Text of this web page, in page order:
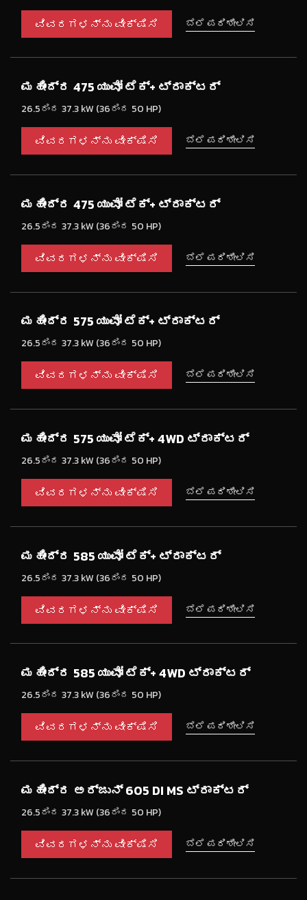
ವಿವರಗಳನ್ನು ವೀಕ್ಷಿಸಿ ಬೆಲೆ ಪರಿಶೀಲಿಸಿ
ಮಹೀಂದ್ರ 475 ಯುವೋ ಟೆಕ್+ ಟ್ರಾಕ್ಟರ್
26.5ರಿಂದ 37.3 kW (36ರಿಂದ 50 HP)
ವಿವರಗಳನ್ನು ವೀಕ್ಷಿಸಿ ಬೆಲೆ ಪರಿಶೀಲಿಸಿ
ಮಹೀಂದ್ರ 475 ಯುವೋ ಟೆಕ್+ ಟ್ರಾಕ್ಟರ್
26.5ರಿಂದ 37.3 kW (36ರಿಂದ 50 HP)
ವಿವರಗಳನ್ನು ವೀಕ್ಷಿಸಿ ಬೆಲೆ ಪರಿಶೀಲಿಸಿ
ಮಹೀಂದ್ರ 575 ಯುವೋ ಟೆಕ್+ ಟ್ರಾಕ್ಟರ್
26.5ರಿಂದ 37.3 kW (36ರಿಂದ 50 HP)
ವಿವರಗಳನ್ನು ವೀಕ್ಷಿಸಿ ಬೆಲೆ ಪರಿಶೀಲಿಸಿ
ಮಹೀಂದ್ರ 575 ಯುವೋ ಟೆಕ್+ 4WD ಟ್ರಾಕ್ಟರ್
26.5ರಿಂದ 37.3 kW (36ರಿಂದ 50 HP)
ವಿವರಗಳನ್ನು ವೀಕ್ಷಿಸಿ ಬೆಲೆ ಪರಿಶೀಲಿಸಿ
ಮಹೀಂದ್ರ 585 ಯುವೋ ಟೆಕ್+ ಟ್ರಾಕ್ಟರ್
26.5ರಿಂದ 37.3 kW (36ರಿಂದ 50 HP)
ವಿವರಗಳನ್ನು ವೀಕ್ಷಿಸಿ ಬೆಲೆ ಪರಿಶೀಲಿಸಿ
ಮಹೀಂದ್ರ 585 ಯುವೋ ಟೆಕ್+ 4WD ಟ್ರಾಕ್ಟರ್
26.5ರಿಂದ 37.3 kW (36ರಿಂದ 50 HP)
ವಿವರಗಳನ್ನು ವೀಕ್ಷಿಸಿ ಬೆಲೆ ಪರಿಶೀಲಿಸಿ
ಮಹೀಂದ್ರ ಅರ್ಜುನ್ 605 DI MS ಟ್ರಾಕ್ಟರ್
26.5ರಿಂದ 37.3 kW (36ರಿಂದ 50 HP)
ವಿವರಗಳನ್ನು ವೀಕ್ಷಿಸಿ ಬೆಲೆ ಪರಿಶೀಲಿಸಿ